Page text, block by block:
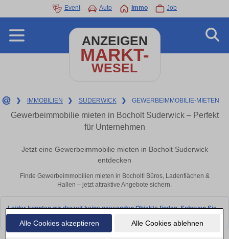
Alle Cookies akzeptieren Alle Cookies ablehnen
Event Auto Immo Job
ANZEIGEN
MARKT-
WESEL
❯ IMMOBILIEN ❯ SUDERWICK ❯ GEWERBEIMMOBILIE-MIETEN
Gewerbeimmobilie mieten in Bocholt Suderwick – Perfekt
für Unternehmen
Jetzt eine Gewerbeimmobilie mieten in Bocholt Suderwick
entdecken
Finde Gewerbeimmobilien mieten in Bocholt! Büros, Ladenflächen &
Hallen – jetzt attraktive Angebote sichern.
Leider konnten wir derzeit keine passenden Objekte finden. Schauen Sie